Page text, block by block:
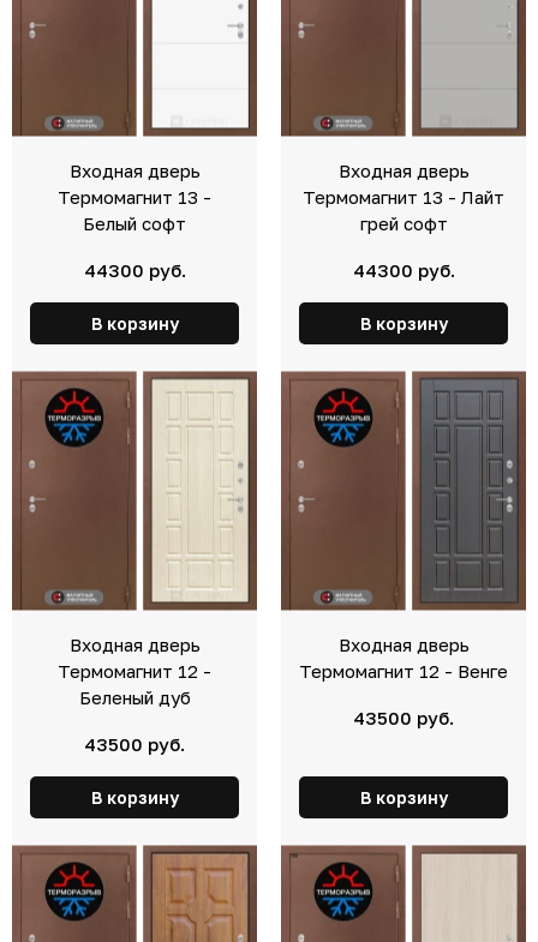
Входная дверь
Термомагнит 13 -
Белый софт
44300 руб.
В корзину
Входная дверь
Термомагнит 13 - Лайт
грей софт
44300 руб.
В корзину
Входная дверь
Термомагнит 12 -
Беленый дуб
43500 руб.
В корзину
Входная дверь
Термомагнит 12 - Венге
43500 руб.
В корзину